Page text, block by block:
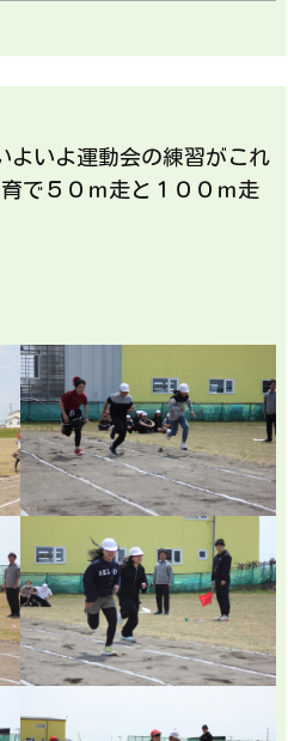
よいよ運動会の練習がこれ
で５０ｍ走と１００ｍ走